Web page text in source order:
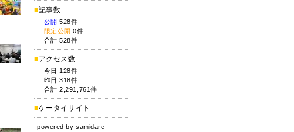
■記事数
公開 528件
限定公開 0件
合計 528件
■アクセス数
今日 128件
昨日 318件
合計 2,291,761件
■ケータイサイト
powered bysamidare